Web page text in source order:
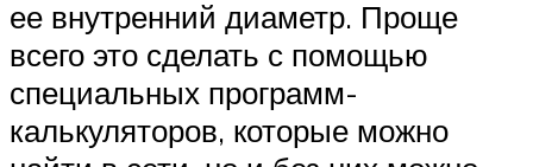
ее внутренний диаметр. Проще
всего это сделать с помощью
специальных программ-
калькуляторов, которые можно